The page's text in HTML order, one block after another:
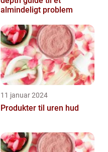
almindeligt problem
11 januar 2024
Produkter til uren hud